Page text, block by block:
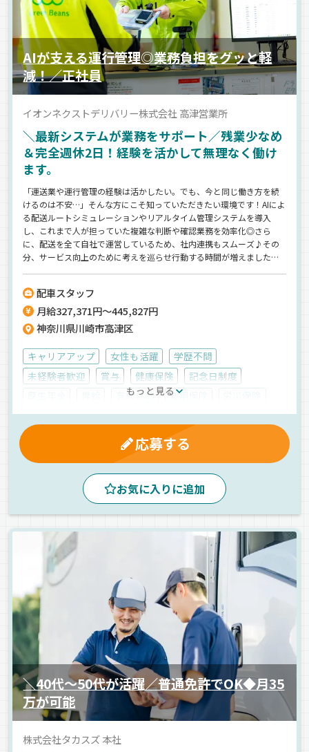
AIが支える運行管理◎業務負担をグッと軽
減！／正社員
イオンネクストデリバリー株式会社 高津営業所
＼最新システムが業務をサポート／残業少なめ
＆完全週休2日！経験を活かして無理なく働け
ます。
「運送業や運行管理の経験は活かしたい。でも、今と同じ働き方を続
けるのは不安…」そんな方にこそ知っていただきたい環境です！AIによ
る配送ルートシミュレーションやリアルタイム管理システムを導入
し、これまで人が担っていた複雑な判断や確認業務を効率化◎さら
に、配送を全て自社で運営しているため、社内連携もスムーズ♪その
分、サービス向上のために考えを巡らせ行動する時間が増えました！
ンダードを目指す環境で、あなたの経験を次のステージへ活かしてみ
ませんか？
配車スタッフ
月給327,371円～445,827円
神奈川県川崎市高津区
キャリアアップ 女性も活躍
学歴不問
未経験者歓迎
賞与 健康保険
記念日制度
有給休暇 雇用保険
制服・作業着貸与
マイカー通勤可
残業手当
休日出勤割増金 昼
正社員
もっと見る
応募する
お気に入りに追加
＼40代～50代が活躍／普通免許でOK◆月35
万が可能
株式会社タカスズ 本社